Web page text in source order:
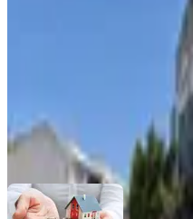
140 m²·
4.800.000 ₺
KAYALAR GAYRİMENKUL